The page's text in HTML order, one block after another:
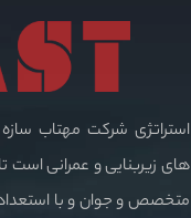
استراتژی شرکت مهتاب
های زیربنایی و عمرانی است
متخصص و جوان و با